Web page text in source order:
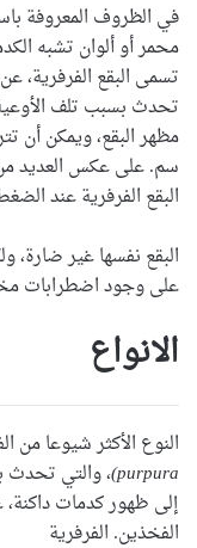
في الظروف المعروفة
محمر أو ألوان تشبه
تسمى البقع
تحدث بسبب تلف
سم. على عكس العديد من
البقع الفرفرية عند
البقع نفسها غير ضارة،
على وجود اضطرابات
الانواع
النوع الأكثر شيوعا من
purpura)، والتي تحدث
إلى ظهور كدمات
الفخذين. الفرفرية